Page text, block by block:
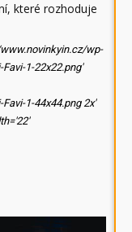
které rozhoduje
wp-
1-22x22.png'
1-44x44.png 2x'